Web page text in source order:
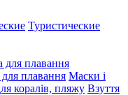
Туристические
плавання
плавання Маски і
коралів, пляжу Взуття